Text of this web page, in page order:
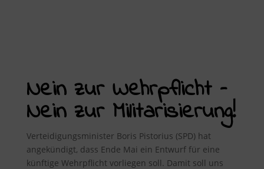
Nein zur Wehrpflicht –
Nein zur Militarisierung!
Verteidigungsminister Boris Pistorius (SPD) hat
angekündigt, dass Ende Mai ein Entwurf für eine
künftige Wehrpflicht vorliegen soll. Damit soll uns